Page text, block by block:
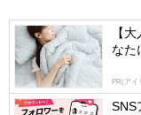
【
なた
PR(アイ
SNS